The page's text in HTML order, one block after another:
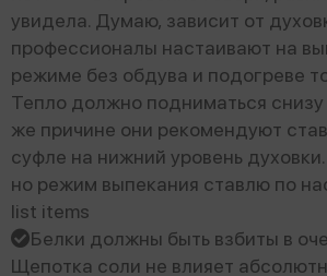
увидела. Думаю, зависит от
профессионалы настаивают на
режиме без обдува и подогреве
Тепло должно подниматься снизу
же причине они рекомендуют
суфле на нижний уровень
но режим выпекания ставлю по
list items
Белки должны быть взбиты в
Щепотка соли не влияет